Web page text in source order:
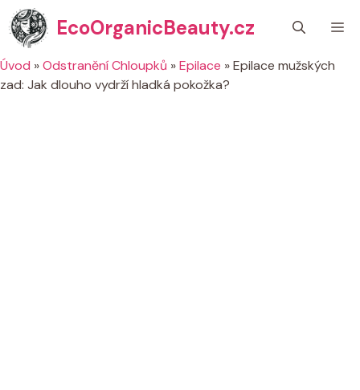
Přeskočit
na
obsah
EcoOrganicBeauty.cz
Úvod »Odstranění Chloupků »Epilace »Epilace mužských
zad: Jak dlouho vydrží hladká pokožka?